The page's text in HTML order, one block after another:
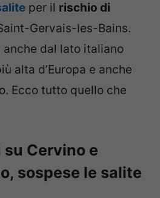
per il rischio di
Gervais-les-Bains.
anche dal lato italiano
alta d’Europa e anche
Ecco tutto quello che
Cervino e
sospese le salite